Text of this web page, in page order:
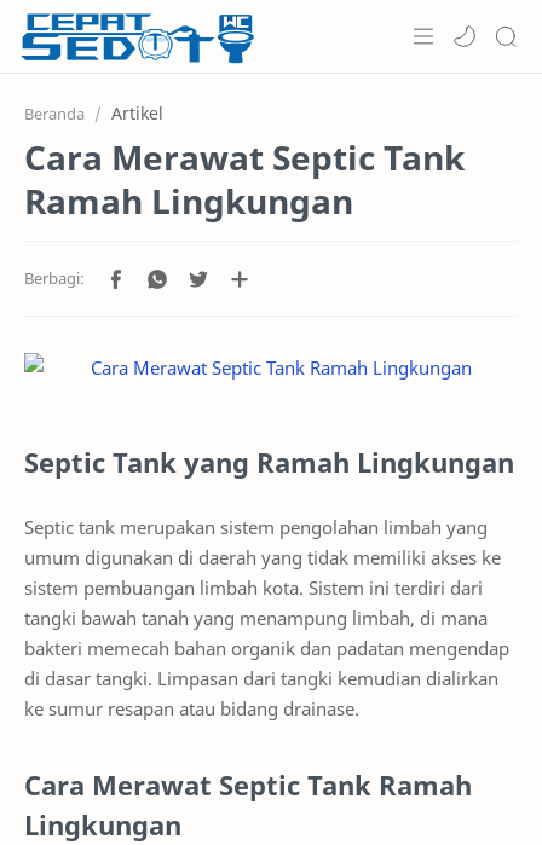
Informasi
Keunggulan
Testimoni
Beranda Artikel
Cara Merawat Septic Tank
Ramah Lingkungan
Septic Tank yang Ramah Lingkungan
Septic tank merupakan sistem pengolahan limbah yang
umum digunakan di daerah yang tidak memiliki akses ke
sistem pembuangan limbah kota. Sistem ini terdiri dari
tangki bawah tanah yang menampung limbah, di mana
bakteri memecah bahan organik dan padatan mengendap
di dasar tangki. Limpasan dari tangki kemudian dialirkan
ke sumur resapan atau bidang drainase.
Cara Merawat Septic Tank Ramah
Lingkungan